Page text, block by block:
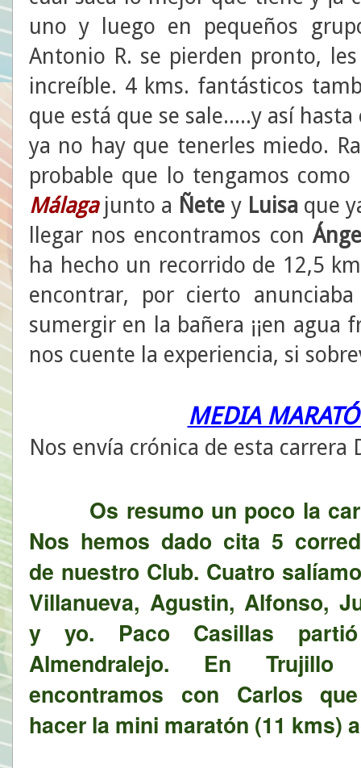
uno y luego en pequeños
Antonio R. se pierden pronto,
increíble. 4 kms. fantásticos
que está que se sale.....y así
ya no hay que tenerles miedo.
probable que lo tengamos
Málagajunto a Ñete y Luisa que
llegar nos encontramos con
ha hecho un recorrido de 12,5
encontrar, por cierto
sumergir en la bañera ¡¡en agua
nos cuente la experiencia, si
MEDIA
Nos envía crónica de esta carrera
Os resumo un poco la
Nos hemos dado cita 5
de nuestro Club. Cuatro
Villanueva, Agustin, Alfonso,
y yo. Paco Casillas
Almendralejo. En Trujillo
encontramos con Carlos
hacer la mini maratón (11 kms)